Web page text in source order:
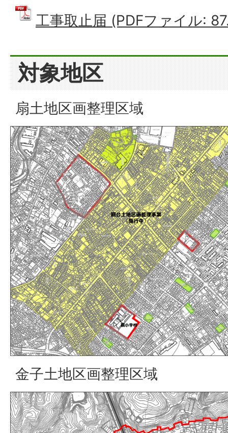
工事取止届 (PDFファイル:
対象地区
扇土地区画整理区域
金子土地区画整理区域